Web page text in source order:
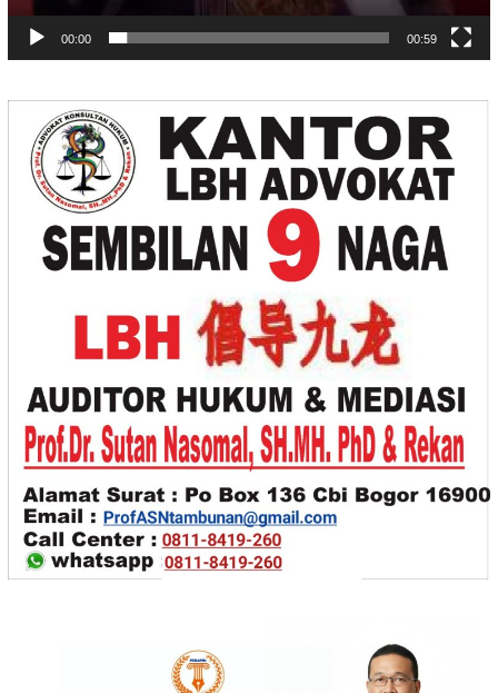
00:00 00:59